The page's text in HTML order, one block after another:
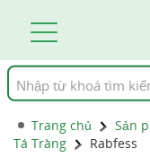
Tìm
kiếm
Trang chủ Sản
Tá Tràng
Rabfess